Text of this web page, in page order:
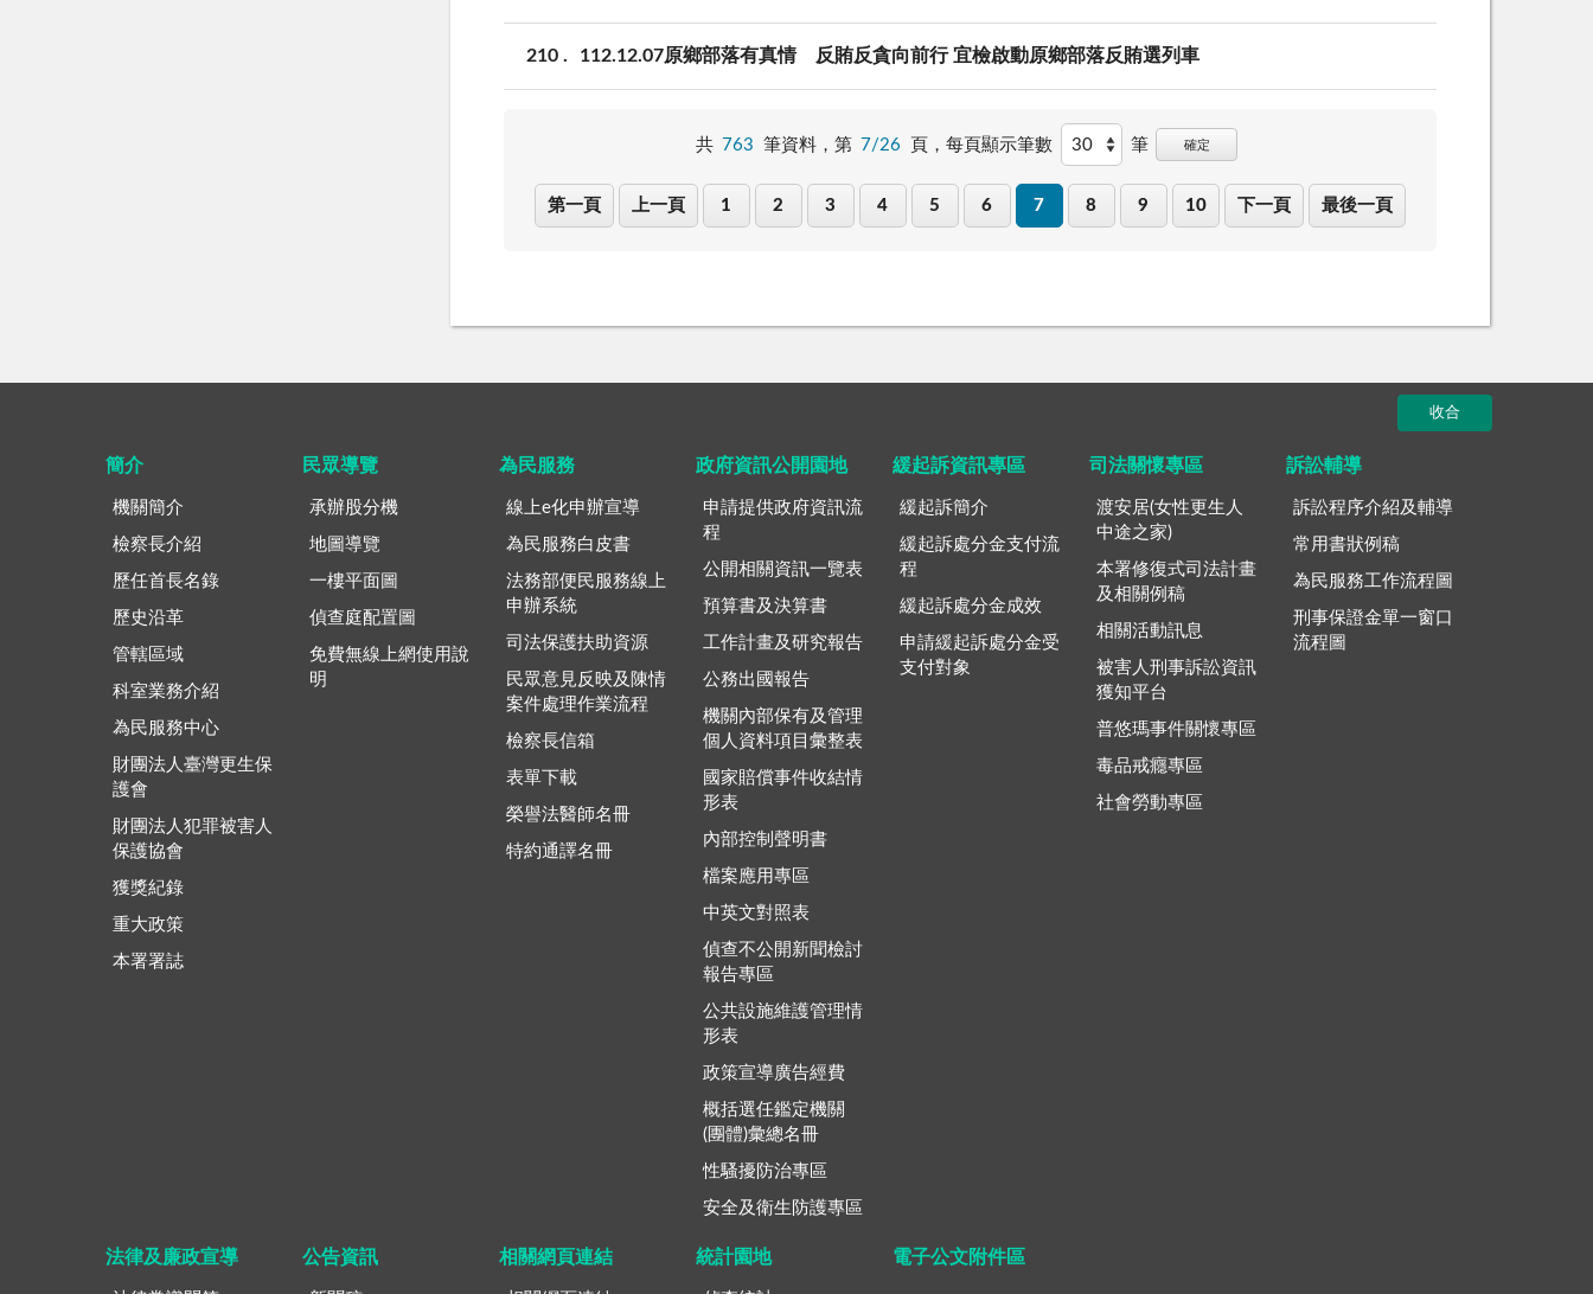
210 112.12.07原鄉部落有真情 反賄反貪向前行 宜檢啟動原鄉部落反賄選列車
共 763 筆資料，第 7/26 頁， 每頁顯示筆數 筆 確定
第一頁 上一頁 1 2 3 4 5 6 7 8 9 10 下一頁 最後一頁
收合
簡介
機關簡介
檢察長介紹
歷任首長名錄
歷史沿革
管轄區域
科室業務介紹
為民服務中心
財團法人臺灣更生保
護會
財團法人犯罪被害人
保護協會
獲獎紀錄
重大政策
本署署誌
民眾導覽
承辦股分機
地圖導覽
一樓平面圖
偵查庭配置圖
免費無線上網使用說
明
為民服務
線上e化申辦宣導
為民服務白皮書
法務部便民服務線上
申辦系統
司法保護扶助資源
民眾意見反映及陳情
案件處理作業流程
檢察長信箱
表單下載
榮譽法醫師名冊
特約通譯名冊
政府資訊公開園地
申請提供政府資訊流
程
公開相關資訊一覽表
預算書及決算書
工作計畫及研究報告
公務出國報告
機關內部保有及管理
個人資料項目彙整表
國家賠償事件收結情
形表
內部控制聲明書
檔案應用專區
中英文對照表
偵查不公開新聞檢討
報告專區
公共設施維護管理情
形表
政策宣導廣告經費
概括選任鑑定機關
(團體)彙總名冊
性騷擾防治專區
安全及衛生防護專區
緩起訴資訊專區
緩起訴簡介
緩起訴處分金支付流
程
緩起訴處分金成效
申請緩起訴處分金受
支付對象
司法關懷專區
渡安居(女性更生人
中途之家)
本署修復式司法計畫
及相關例稿
相關活動訊息
被害人刑事訴訟資訊
獲知平台
普悠瑪事件關懷專區
毒品戒癮專區
社會勞動專區
訴訟輔導
訴訟程序介紹及輔導
常用書狀例稿
為民服務工作流程圖
刑事保證金單一窗口
流程圖
法律及廉政宣導 公告資訊 相關網頁連結 統計園地 電子公文附件區